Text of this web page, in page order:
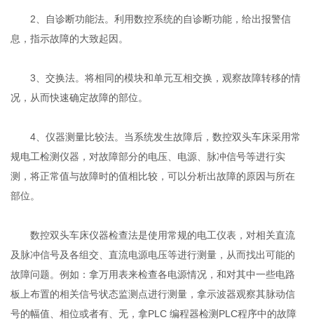
2、自诊断功能法。利用数控系统的自诊断功能，给出报警信
息，指示故障的大致起因。
3、交换法。将相同的模块和单元互相交换，观察故障转移的情
况，从而快速确定故障的部位。
4、仪器测量比较法。当系统发生故障后，数控双头车床采用常
规电工检测仪器，对故障部分的电压、电源、脉冲信号等进行实
测，将正常值与故障时的值相比较，可以分析出故障的原因与所在
部位。
数控双头车床仪器检查法是使用常规的电工仪表，对相关直流
及脉冲信号及各组交、直流电源电压等进行测量，从而找出可能的
故障问题。例如：拿万用表来检查各电源情况，和对其中一些电路
板上布置的相关信号状态监测点进行测量，拿示波器观察其脉动信
号的幅值、相位或者有、无，拿PLC 编程器检测PLC程序中的故障